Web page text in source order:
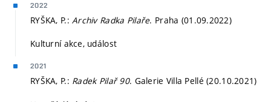
2022
RYŠKA, P.:Archiv Radka Pilaře. Praha (01.09.2022)
Kulturní akce, událost
2021
RYŠKA, P.: Radek Pilař 90. Galerie Villa Pellé (20.10.2021)